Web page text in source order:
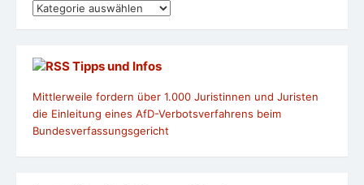
Kategorien
Tipps und Infos
Mittlerweile fordern über 1.000 Juristinnen und Juristen
die Einleitung eines AfD-Verbotsverfahrens beim
Bundesverfassungsgericht